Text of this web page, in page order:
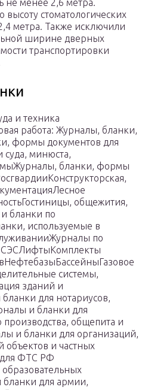
не менее 2,6 метра.
высоту стоматологических
метра. Также исключили
ширине дверных
транспортировки
и техника
работа: Журналы, бланки,
формы документов для
суда, минюста,
бланки, формы
общежития,
бланки по
используемые в
по
СЭСЛифтыКомплекты
системы,
зданий и
для нотариусов,
и бланки для
общепита и
и бланки для организаций,
и частных
ФТС РФ
для армии,